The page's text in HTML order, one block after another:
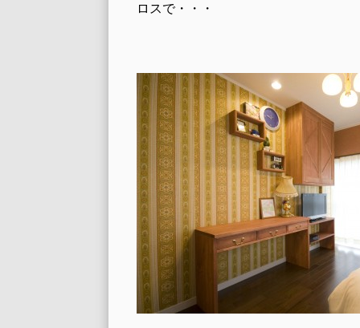
ロスで・・・